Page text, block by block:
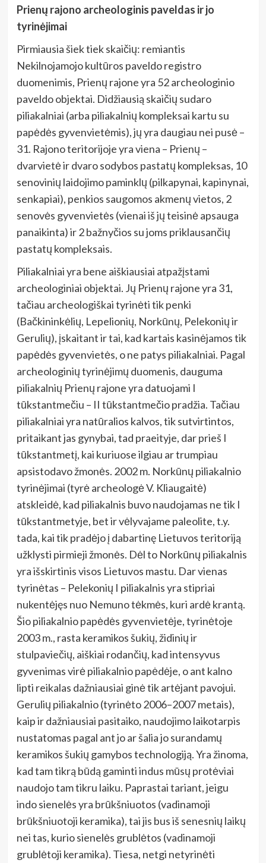
Prienų rajono archeologinis paveldas ir jo
tyrinėjimai
Pirmiausia šiek tiek skaičių: remiantis
Nekilnojamojo kultūros paveldo registro
duomenimis, Prienų rajone yra 52 archeologinio
paveldo objektai. Didžiausią skaičių sudaro
piliakalniai (arba piliakalnių kompleksai kartu su
papėdės gyvenvietėmis), jų yra daugiau nei pusė –
31. Rajono teritorijoje yra viena – Prienų –
dvarvietė ir dvaro sodybos pastatų kompleksas, 10
senovinių laidojimo paminklų (pilkapynai, kapinynai,
senkapiai), penkios saugomos akmenų vietos, 2
senovės gyvenvietės (vienai iš jų teisinė apsauga
panaikinta) ir 2 bažnyčios su joms priklausančių
pastatų kompleksais.
Piliakalniai yra bene aiškiausiai atpažįstami
archeologiniai objektai. Jų Prienų rajone yra 31,
tačiau archeologiškai tyrinėti tik penki
(Bačkininkėlių, Lepelionių, Norkūnų, Pelekonių ir
Gerulių), įskaitant ir tai, kad kartais kasinėjamos tik
papėdės gyvenvietės, o ne patys piliakalniai. Pagal
archeologinių tyrinėjimų duomenis, dauguma
piliakalnių Prienų rajone yra datuojami I
tūkstantmečiu – II tūkstantmečio pradžia. Tačiau
piliakalniai yra natūralios kalvos, tik sutvirtintos,
pritaikant jas gynybai, tad praeityje, dar prieš I
tūkstantmetį, kai kuriuose ilgiau ar trumpiau
apsistodavo žmonės. 2002 m. Norkūnų piliakalnio
tyrinėjimai (tyrė archeologė V. Kliaugaitė)
atskleidė, kad piliakalnis buvo naudojamas ne tik I
tūkstantmetyje, bet ir vėlyvajame paleolite, t.y.
tada, kai tik pradėjo į dabartinę Lietuvos teritoriją
užklysti pirmieji žmonės. Dėl to Norkūnų piliakalnis
yra išskirtinis visos Lietuvos mastu. Dar vienas
tyrinėtas – Pelekonių I piliakalnis yra stipriai
nukentėjęs nuo Nemuno tėkmės, kuri ardė krantą.
Šio piliakalnio papėdės gyvenvietėje, tyrinėtoje
2003 m., rasta keramikos šukių, židinių ir
stulpaviečių, aiškiai rodančių, kad intensyvus
gyvenimas virė piliakalnio papėdėje, o ant kalno
lipti reikalas dažniausiai ginė tik artėjant pavojui.
Gerulių piliakalnio (tyrinėto 2006–2007 metais),
kaip ir dažniausiai pasitaiko, naudojimo laikotarpis
nustatomas pagal ant jo ar šalia jo surandamų
keramikos šukių gamybos technologiją. Yra žinoma,
kad tam tikrą būdą gaminti indus mūsų protėviai
naudojo tam tikru laiku. Paprastai tariant, jeigu
indo sienelės yra brūkšniuotos (vadinamoji
brūkšniuotoji keramika), tai jis bus iš senesnių laikų
nei tas, kurio sienelės grublėtos (vadinamoji
grublėtoji keramika). Tiesa, netgi netyrinėti